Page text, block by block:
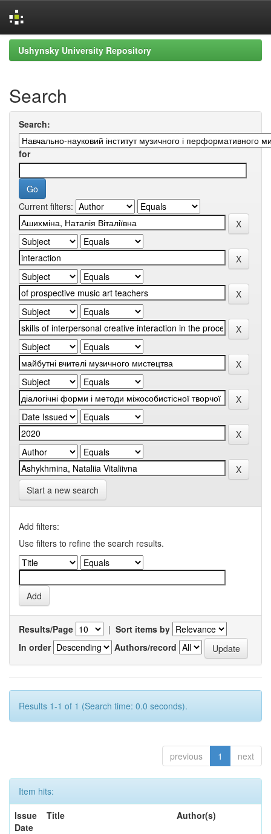
Skip
navigation
Ushynsky University Repository
Search
Search:
for
Current filters:
Start a new search
Add filters:
Use filters to refine the search results.
Results/Page | Sort items by
In order
Authors/record
Results 1-1 of 1 (Search time: 0.0 seconds).
previous 1 next
Item hits:
Issue
Date
Title Author(s)